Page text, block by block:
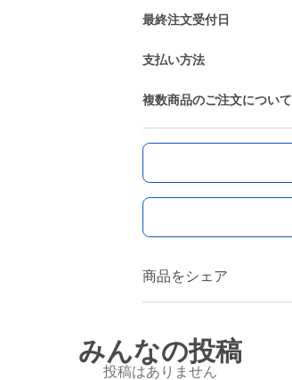
最終注文受付日
支払い方法
複数商品のご注文について
商品をシェア
みんなの投稿
投稿はありません